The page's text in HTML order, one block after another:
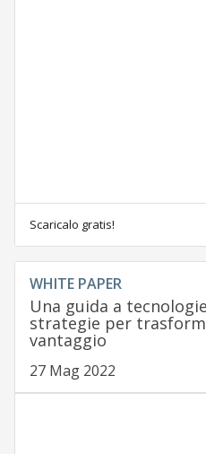
Scaricalo gratis!
WHITE PAPER
Una guida a
strategie per
vantaggio
27 Mag 2022